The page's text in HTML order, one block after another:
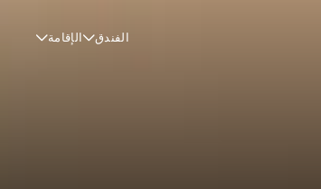
الفندق الإقامة